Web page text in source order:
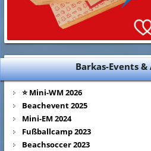
Barkas-Events
⭐ Mini-WM 2026
Beachevent 2025
Mini-EM 2024
Fußballcamp 2023
Beachsoccer 2023